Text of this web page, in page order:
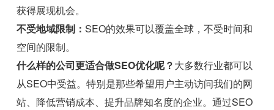
获得展现机会。
不受地域限制：SEO的效果可以覆盖全球，不受时间和
空间的限制。
什么样的公司更适合做SEO优化呢？大多数行业都可以
从SEO中受益。特别是那些希望用户主动访问我们的网
站、降低营销成本、提升品牌知名度的企业。通过SEO